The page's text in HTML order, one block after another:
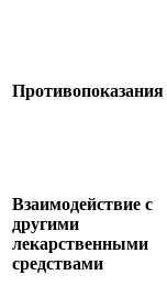
Противопоказания
Взаимодействие с
другими
лекарственными
средствами